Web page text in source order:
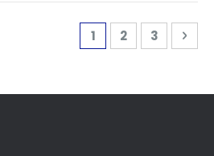
Page
Vous lisez
1 Page
2 Page
3